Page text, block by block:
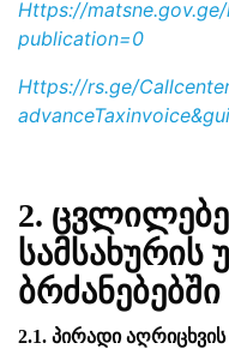
https://matsne.gov.ge/ka/document/view/6597132?
publication=0
https://rs.ge/Callcenterguides?
სამსახურის
ბრძანებებში
2.1. პირადი აღრიცხვის ბარათზე ჯარიმის აღიარების